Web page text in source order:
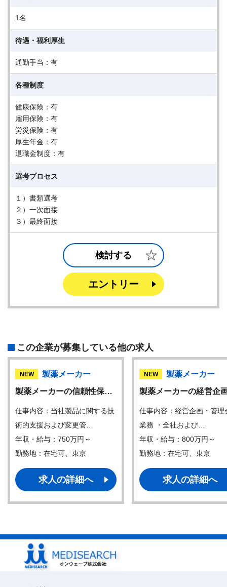
1名
待遇・福利厚生
通勤手当：有
各種制度
健康保険：有
雇用保険：有
労災保険：有
厚生年金：有
退職金制度：有
選考プロセス
１）書類選考
２）一次面接
３）最終面接
検討する
エントリー
この企業が募集している他の求人
NEW
製薬メーカー
製薬メーカーの信頼性保…
仕事内容：当社製品に関する技
術的支援および変更管…
年収・給与：750万円～
勤務地：在宅可、東京
求人の詳細へ
NEW
製薬メーカー
製薬メーカーの経営企
仕事内容：経営企画・管理
業務 ・全社および…
年収・給与：800万円～
勤務地：在宅可、東京
求人の詳細へ